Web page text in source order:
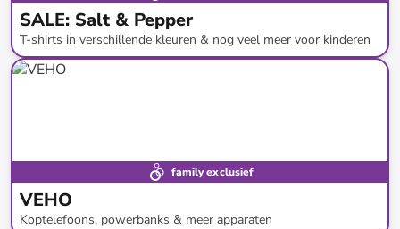
SALE: Salt & Pepper
T-shirts in verschillende kleuren & nog veel meer voor kinderen
tot-51
family exclusief
VEHO
Koptelefoons, powerbanks & meer apparaten